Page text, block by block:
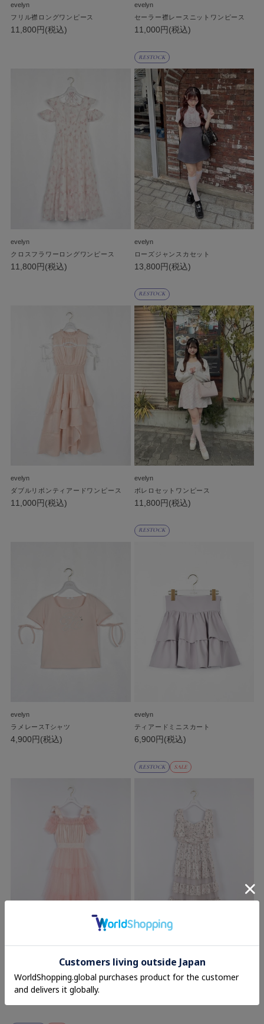
evelyn
フリル襟ロングワンピース
11,800円(税込)
evelyn
セーラー襟レースニットワンピース
11,000円(税込)
evelyn
クロスフラワーロングワンピース
11,800円(税込)
RESTOCK
evelyn
ローズジャンスカセット
13,800円(税込)
evelyn
ダブルリボンティアードワンピース
11,000円(税込)
RESTOCK
evelyn
ボレロセットワンピース
11,800円(税込)
evelyn
ラメレースTシャツ
4,900円(税込)
RESTOCK
evelyn
ティアードミニスカート
6,900円(税込)
肩リボンチュールボリュームワンピー
ス
11,800円(税込)
RESTOCK SALE
バストギャザーリボンキャミワンピー
11,800円